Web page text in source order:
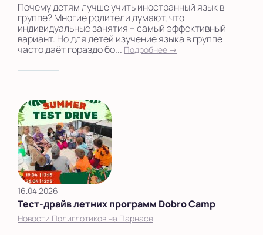
Почему детям лучше учить иностранный язык в
группе? Многие родители думают, что
индивидуальные занятия – самый эффективный
вариант. Но для детей изучение языка в группе
часто даёт гораздо бо... Подробнее →
16.04.2026
Тест-драйв летних программ Dobro Camp
Новости Полиглотиков на Парнасе